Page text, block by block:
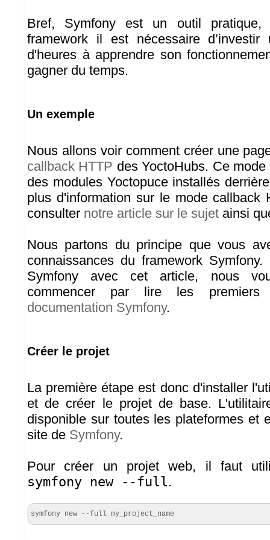
Bref, Symfony est un outil pratique,
framework il est nécessaire d’investir
d'heures à apprendre son
gagner du temps.
Un exemple
Nous allons voir comment créer une
callback HTTP des YoctoHubs. Ce
des modules Yoctopuce installés
plus d'information sur le mode callback
consulter notre article sur le sujet ainsi
Nous partons du principe que vous
connaissances du framework
Symfony avec cet article, nous
commencer par lire les
documentation Symfony.
Créer le projet
La première étape est donc d'installer
et de créer le projet de base.
disponible sur toutes les plateformes et
site de Symfony.
Pour créer un projet web, il faut
symfony new --full.
symfony new --full my_project_name